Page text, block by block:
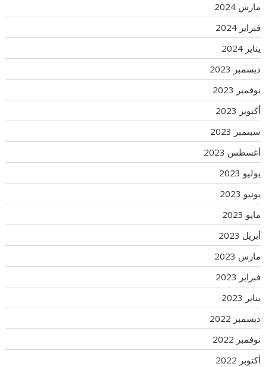
مارس 2024
فبراير 2024
يناير 2024
ديسمبر 2023
نوفمبر 2023
أكتوبر 2023
سبتمبر 2023
أغسطس 2023
يوليو 2023
يونيو 2023
مايو 2023
أبريل 2023
مارس 2023
فبراير 2023
يناير 2023
ديسمبر 2022
نوفمبر 2022
أكتوبر 2022